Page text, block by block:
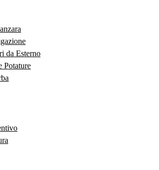
da Esterno
Potature